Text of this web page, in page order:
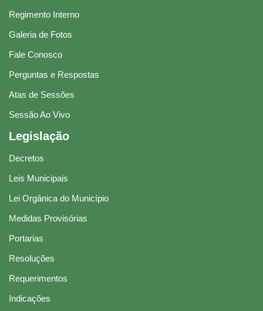
Regimento Interno
Galeria de Fotos
Fale Conosco
Perguntas e Respostas
Atas de Sessões
Sessão Ao Vivo
Legislação
Decretos
Leis Municipais
Lei Orgânica do Município
Medidas Provisórias
Portarias
Resoluções
Requerimentos
Indicações